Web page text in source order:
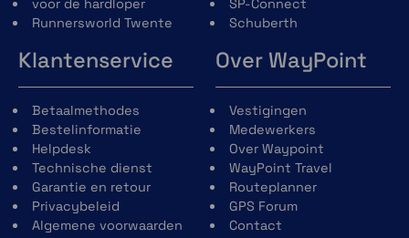
GroupRide
Blijf verbonden tijdens groepsritten via
berichten tijdens de rit, live-locaties en
waarschuwingen voor ongevaldetectie.
voor de hardloper
Runnersworld Twente
SP-Connect
Schuberth
Klantenservice
Betaalmethodes
Bestelinformatie
Helpdesk
Technische dienst
Garantie en retour
Privacybeleid
Algemene voorwaarden
Over WayPoint
Vestigingen
Medewerkers
Over Waypoint
WayPoint Travel
Routeplanner
GPS Forum
Contact